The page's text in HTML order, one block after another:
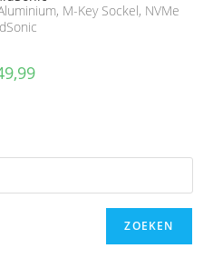
M-Key Sockel, NVMe
ZOEKEN